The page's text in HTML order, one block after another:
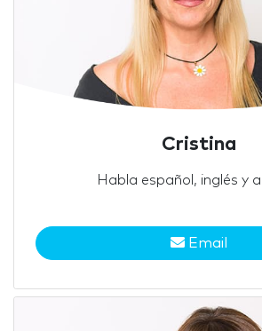
Cristina
Habla español, inglés y
Email